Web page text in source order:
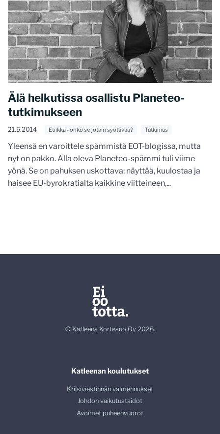
Älä helkutissa osallistu Planeteo-
tutkimukseen
21.5.2014 Etiikka - onko se jotain syötävää? Tutkimus
Yleensä en varoittele spämmistä EOT-blogissa, mutta
nyt on pakko. Alla oleva Planeteo-spämmi tuli viime
yönä. Se on pahuksen uskottava: näyttää, kuulostaa ja
haisee EU-byrokratialta kaikkine viitteineen,...
© Katleena Kortesuo Oy 2026.
Katleenan koulutukset
Kriisiviestinnän valmennukset
Johdon vaikutustaidot
Avoimet puheenvuorot